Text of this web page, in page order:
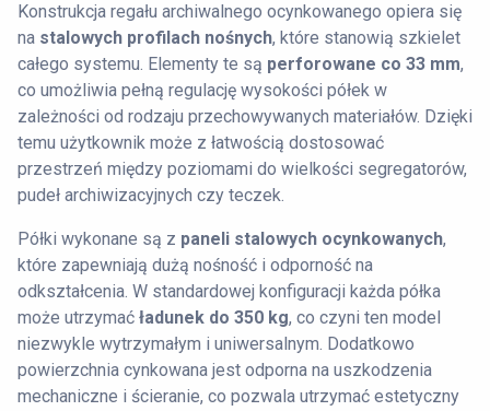
Konstrukcja regału archiwalnego ocynkowanego opiera się
na stalowych profilach nośnych, które stanowią szkielet
całego systemu. Elementy te są perforowane co 33 mm,
co umożliwia pełną regulację wysokości półek w
zależności od rodzaju przechowywanych materiałów. Dzięki
temu użytkownik może z łatwością dostosować
przestrzeń między poziomami do wielkości segregatorów,
pudeł archiwizacyjnych czy teczek.
Półki wykonane są z paneli stalowych ocynkowanych,
które zapewniają dużą nośność i odporność na
odkształcenia. W standardowej konfiguracji każda półka
może utrzymać ładunek do 350 kg, co czyni ten model
niezwykle wytrzymałym i uniwersalnym. Dodatkowo
powierzchnia cynkowana jest odporna na uszkodzenia
mechaniczne i ścieranie, co pozwala utrzymać estetyczny